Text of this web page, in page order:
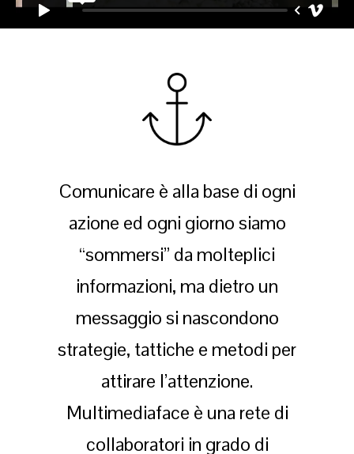
Comunicare è alla base di ogni
azione ed ogni giorno siamo
“sommersi” da molteplici
informazioni, ma dietro un
messaggio si nascondono
strategie, tattiche e metodi per
attirare l’attenzione.
Multimediaface è una rete di
collaboratori in grado di